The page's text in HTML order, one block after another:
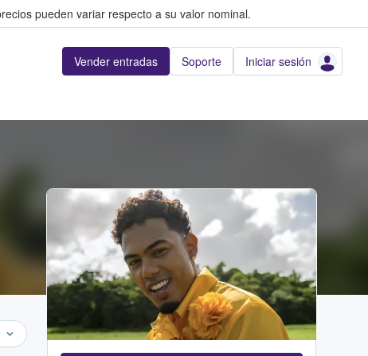
pueden variar respecto a su valor nominal.
Vender entradas Soporte Iniciar sesión
...